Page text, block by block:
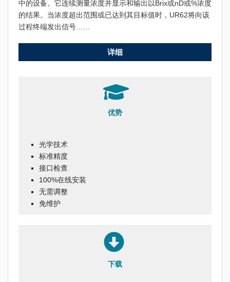
中的设备。它连续测量浓度并显示和输出以Brix或nD或%浓度
的结果。当浓度超出范围或已达到其目标值时，UR62将向该
过程终端发出信号……
详细
优势
光学技术
标准精度
接口检查
100%在线安装
无需调整
免维护
下载